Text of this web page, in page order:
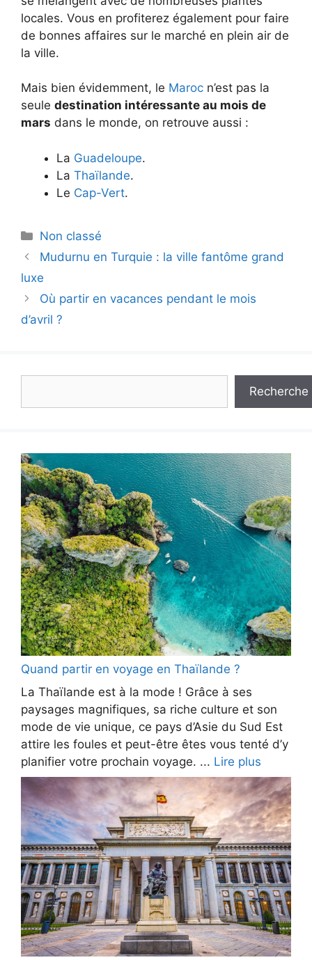
locales. Vous en profiterez également pour faire
de bonnes affaires sur le marché en plein air de
la ville.
Mais bien évidemment, le Maroc n’est pas la
seule destination intéressante au mois de
mars dans le monde, on retrouve aussi :
La Guadeloupe.
La Thaïlande.
Le Cap-Vert.
Catégories
Non classé
Mudurnu en Turquie : la ville fantôme grand
luxe
Où partir en vacances pendant le mois
d’avril ?
Recherche
Quand partir en voyage en Thaïlande ?
La Thaïlande est à la mode ! Grâce à ses
paysages magnifiques, sa riche culture et son
mode de vie unique, ce pays d’Asie du Sud Est
attire les foules et peut-être êtes vous tenté d’y
planifier votre prochain voyage. ... Lire plus